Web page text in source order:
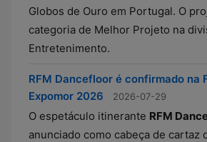
Globos de Ouro em Portugal. O
categoria de Melhor Projeto na
Entretenimento.
RFM Dancefloor é confirmado na
Expomor 2026
2026-07-29
O espetáculo itinerante RFM
anunciado como cabeça de cartaz